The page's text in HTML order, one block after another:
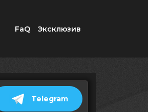
FaQ Эксклюзив
Telegram